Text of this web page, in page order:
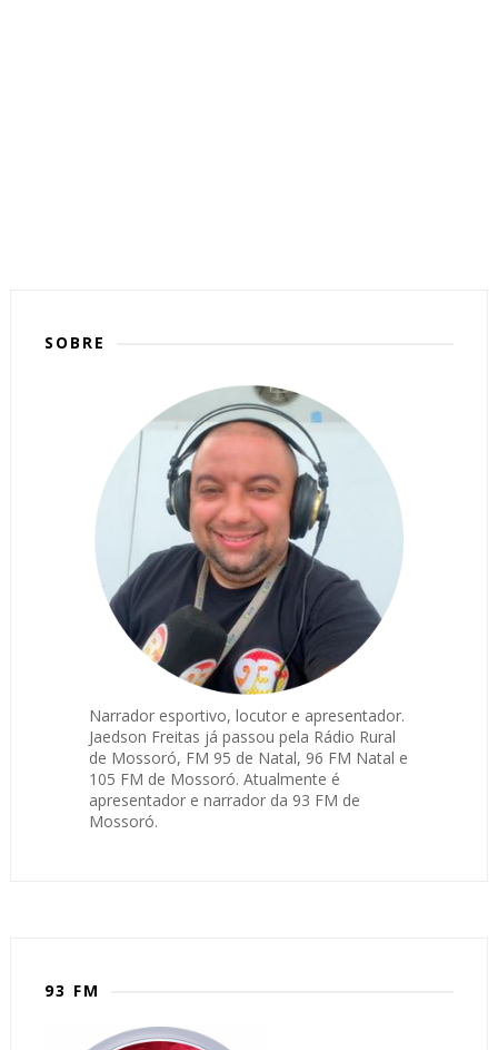
SOBRE
Narrador esportivo, locutor e apresentador.
Jaedson Freitas já passou pela Rádio Rural
de Mossoró, FM 95 de Natal, 96 FM Natal e
105 FM de Mossoró. Atualmente é
apresentador e narrador da 93 FM de
Mossoró.
93 FM